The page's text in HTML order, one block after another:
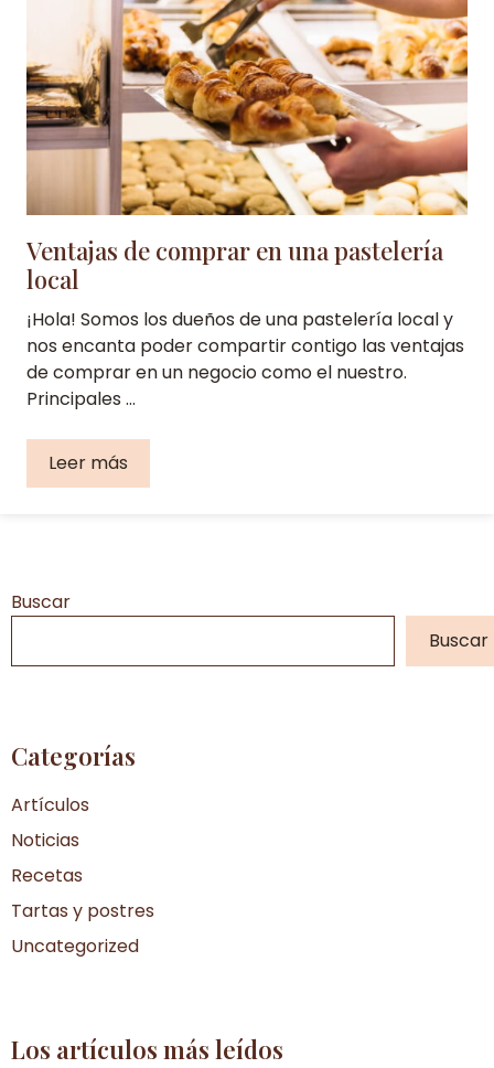
Ventajas de comprar en una pastelería
local
¡Hola! Somos los dueños de una pastelería local y
nos encanta poder compartir contigo las ventajas
de comprar en un negocio como el nuestro.
Principales …
Leer más
Buscar
Buscar
Categorías
Artículos
Noticias
Recetas
Tartas y postres
Uncategorized
Los artículos más leídos